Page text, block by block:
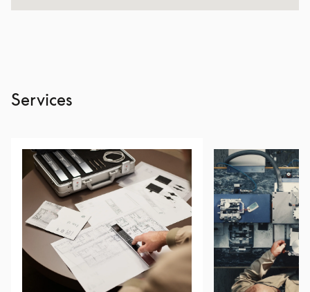
Services